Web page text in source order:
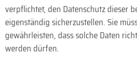
verpflichtet, den Daten­schutz dieser
eigen­ständig sicherzustellen. Sie
gewähr­leisten, dass solche Daten
werden dürfen.